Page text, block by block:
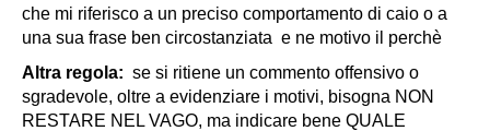
che mi riferisco a un preciso comportamento di caio o a
una sua frase ben circostanziata e ne motivo il perchè
Altra regola: se si ritiene un commento offensivo o
sgradevole, oltre a evidenziare i motivi, bisogna NON
RESTARE NEL VAGO, ma indicare bene QUALE